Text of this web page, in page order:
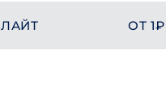
ЛАЙТ ОТ 1₽